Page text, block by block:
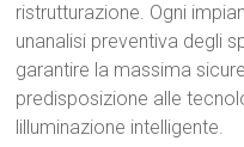
ristrutturazione. Ogni
unanalisi preventiva degli
garantire la massima
predisposizione alle
lilluminazione intelligente.